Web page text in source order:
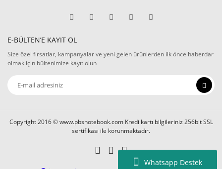
Whatsapp Destek
E-BÜLTEN’E KAYIT OL
Size özel fırsatlar, kampanyalar ve yeni gelen ürünlerden ilk önce haberdar
olmak için bültenimize kayıt olun
Copyright 2016 © www.pbsnotebook.com Kredi kartı bilgileriniz 256bit SSL
sertifikası ile korunmaktadır.